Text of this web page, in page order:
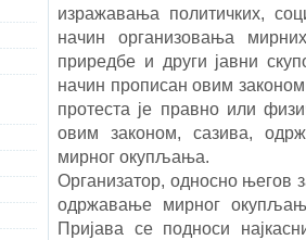
изражавања политичких,
начин организовања
приредбе и други јавни
начин прописан овим
протеста је правно или
овим законом, сазива,
мирног окупљања.
Организатор, односно његов
одржавање мирног
Пријава се подноси